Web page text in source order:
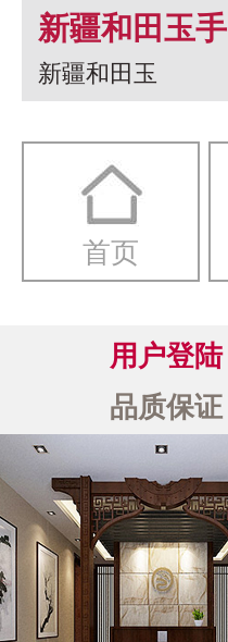
新疆和田玉手
串 龙生九子
新疆和田玉
首页
用户登陆
品质保证